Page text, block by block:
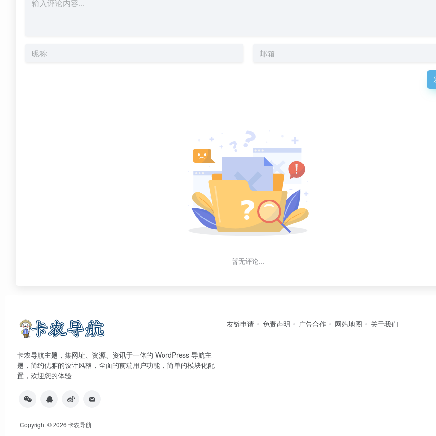
暂无评论...
卡农导航主题，集网址、资源、资讯于一体的 WordPress 导航主
题，简约优雅的设计风格，全面的前端用户功能，简单的模块化配
置，欢迎您的体验
友链申请 免责声明 广告合作 网站地图 关于我们
Copyright © 2026 卡农导航